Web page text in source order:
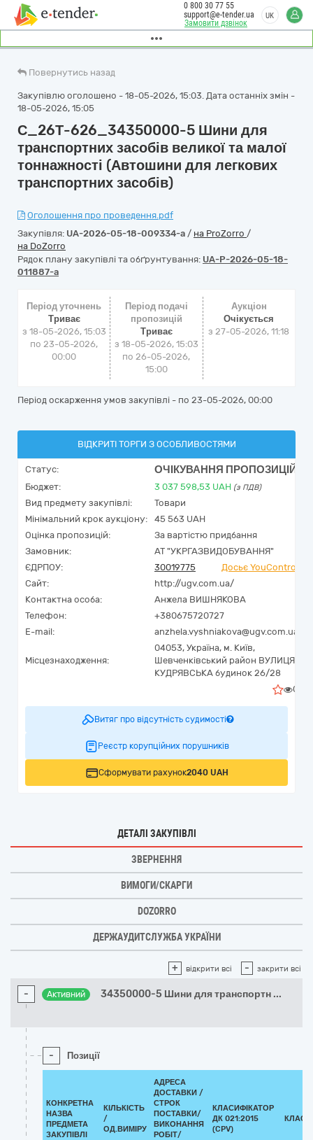
Замовити дзвінок
0 800 30 77 55
support@e-tender.ua
UK
Повернутись назад
Закупівлю оголошено - 18-05-2026, 15:03. Дата останніх змін -
18-05-2026, 15:05
С_26Т-626_34350000-5 Шини для
транспортних засобів великої та малої
тоннажності (Автошини для легкових
транспортних засобів)
Оголошення про проведення.pdf
Закупівля: UA-2026-05-18-009334-a / на ProZorro /
на DoZorro
Рядок плану закупівлі та обґрунтування: UA-P-2026-05-18-
011887-a
Період уточнень
Триває
з 18-05-2026, 15:03
по 23-05-2026,
00:00
Період подачі
пропозицій
Триває
з 18-05-2026, 15:03
по 26-05-2026,
15:00
Аукціон
Очікується
з27-05-2026, 11:18
Період оскарження умов закупівлі - по 23-05-2026, 00:00
ВІДКРИТІ ТОРГИ З ОСОБЛИВОСТЯМИ
Статус: ОЧІКУВАННЯ ПРОПОЗИЦІЙ
Бюджет: 3 037 598,53 UAH (з ПДВ)
Вид предмету закупівлі:
Товари
Мінімальний крок аукціону:
45 563 UAH
Оцінка пропозицій:
За вартістю придбання
Замовник:
АТ "УКРГАЗВИДОБУВАННЯ"
ЄДРПОУ:
30019775
Досьє YouControl
Сайт:
http://ugv.com.ua/
Контактна особа:
Анжела ВИШНЯКОВА
Телефон:
+380675720727
E-mail:
anzhela.vyshniakova@ugv.com.ua
Місцезнаходження:
04053, Україна, м. Київ,
Шевченківський район ВУЛИЦЯ
КУДРЯВСЬКА будинок 26/28
0
Витяг про відсутність судимості
Реєстр корупційних порушників
Сформувати рахунок2040 UAH
ДЕТАЛІ ЗАКУПІВЛІ
ЗВЕРНЕННЯ
ВИМОГИ/СКАРГИ
DOZORRO
ДЕРЖАУДИТСЛУЖБА УКРАЇНИ
+ відкрити всі - закрити всі
- Активний 34350000-5 Шини для транспортн ...
- Позиції
КОНКРЕТНА
НАЗВА
ПРЕДМЕТА
ЗАКУПІВЛІ
КІЛЬКІСТЬ
/
ОД.ВИМІРУ
АДРЕСА
ДОСТАВКИ /
СТРОК
ПОСТАВКИ/
ВИКОНАННЯ
РОБІТ/
КЛАСИФІКАТОР
ДК 021:2015
(CPV)